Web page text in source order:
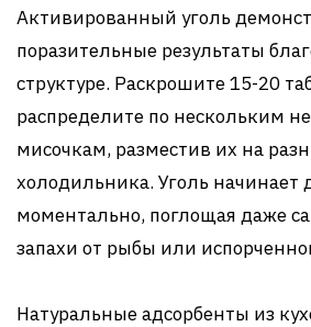
Активированный уголь
поразительные результаты
структуре. Раскрошите 15-20
распределите по нескольким
мисочкам, разместив их на
холодильника. Уголь начинает
моментально, поглощая даже
запахи от рыбы или
Натуральные адсорбенты из